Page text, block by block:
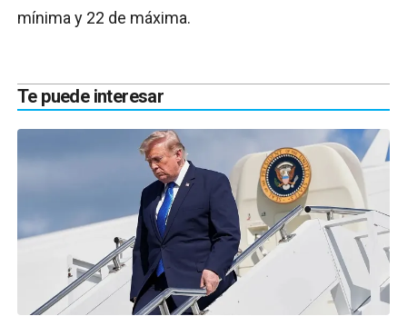
mínima y 22 de máxima.
Te puede interesar